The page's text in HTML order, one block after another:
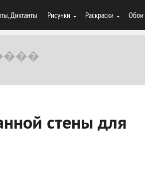
Диктанты Рисунки Раскраски Обои
стены для